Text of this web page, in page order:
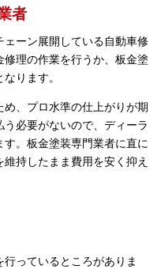
者
ーン展開している自動車修
理の作業を行うか、板金塗
ります。
、プロ水準の仕上がりが期
必要がないので、ディーラ
。板金塗装専門業者に直に
持したまま費用を安く抑え
っているところがありま